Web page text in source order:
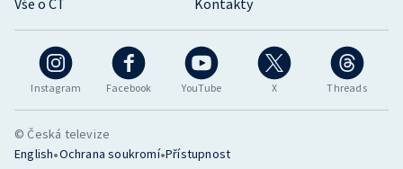
Instagram Facebook YouTube X Threads
Vše o ČT
Kontakty
© Česká televize
English•Ochrana soukromí•Přístupnost